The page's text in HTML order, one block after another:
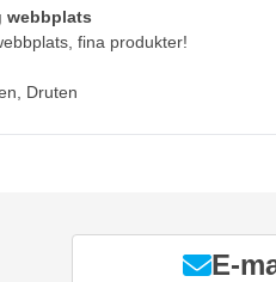
webbplats
fina produkter!
Druten
E-